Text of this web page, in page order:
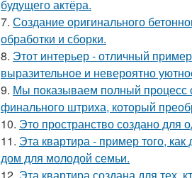
будущего актёра.
7. Создание оригинального
обработки и сборки.
8. Этот интерьер - отличный
выразительное и невероятно
9. Мы показываем полный процесс
финального штриха, который
10. Это пространство создано для
11. Эта квартира - пример того,
дом для молодой семьи.